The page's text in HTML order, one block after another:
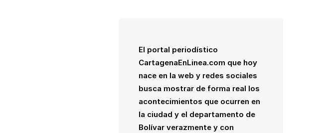
El portal periodístico
CartagenaEnLinea.com que hoy
nace en la web y redes sociales
busca mostrar de forma real los
acontecimientos que ocurren en
la ciudad y el departamento de
Bolívar verazmente y con